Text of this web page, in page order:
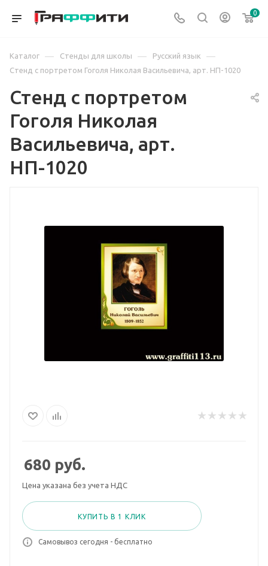
0
Каталог — Стенды для школы — Русский язык —
Стенд с портретом Гоголя Николая Васильевича, арт. НП-1020
Стенд с портретом
Гоголя Николая
Васильевича, арт.
НП-1020
680 руб.
Цена указана без учета НДС
КУПИТЬ В 1 КЛИК
Самовывоз сегодня - бесплатно